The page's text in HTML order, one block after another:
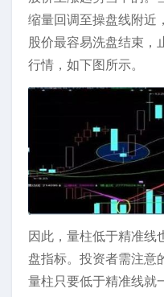
缩量回调至操盘线附近
股价最容易洗盘结束，
行情，如下图所示。
因此，量柱低于精准线
盘指标。投资者需注意
量柱只要低于精准线就